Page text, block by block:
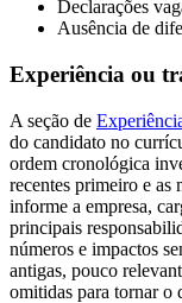
Declarações
Ausência de
Experiência ou
A seção de
do candidato no
ordem cronológica
recentes primeiro e as
informe a empresa,
principais
números e impactos
antigas, pouco
omitidas para tornar o